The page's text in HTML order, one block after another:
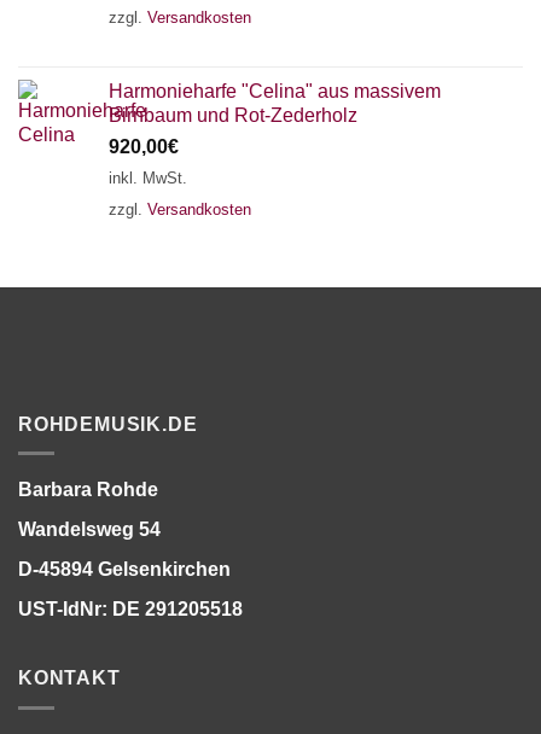
zzgl. Versandkosten
Harmonieharfe "Celina" aus massivem
Birnbaum und Rot-Zederholz
920,00€
inkl. MwSt.
zzgl. Versandkosten
ROHDEMUSIK.DE
Barbara Rohde
Wandelsweg 54
D-45894 Gelsenkirchen
UST-IdNr: DE 291205518
KONTAKT